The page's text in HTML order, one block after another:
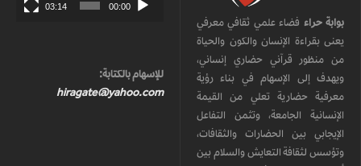
بوابة حراء فضاء علمي ثقافي معرفي
يعنى بقراءة الإنسان والكون والحياة
من منظور قرآني حضاري إنساني،
ويهدف إلى الإسهام في بناء رؤية
معرفية حضارية تعلي من القيمة
الإنسانية الجامعة، وتثمن التفاعل
الإيجابي بين الحضارات والثقافات،
وتؤسس لثقافة التعايش والسلام بين
00:00
03:14
للإسهام بالكتابة:
hiragate@yahoo.com